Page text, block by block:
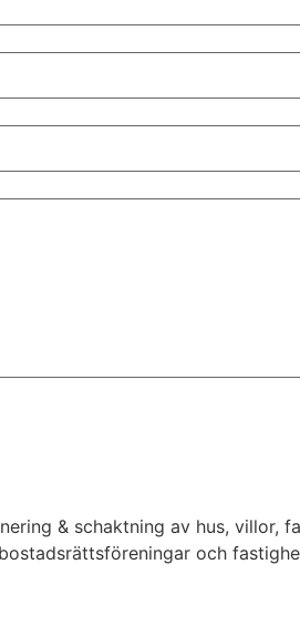
& schaktning av hus, villor,
och